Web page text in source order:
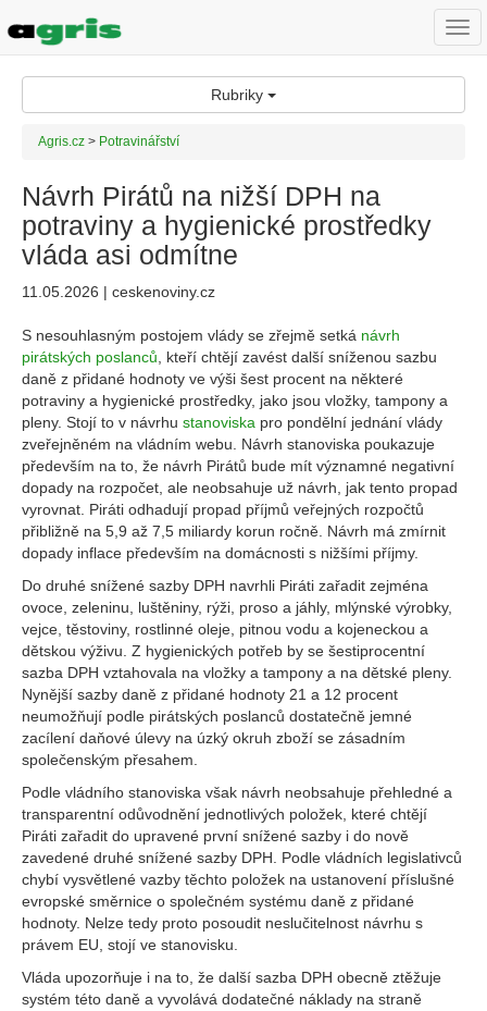
Rubriky
Agris.cz > Potravinářství
Návrh Pirátů na nižší DPH na
potraviny a hygienické prostředky
vláda asi odmítne
11.05.2026 | ceskenoviny.cz
S nesouhlasným postojem vlády se zřejmě setká návrh
pirátských poslanců , kteří chtějí zavést další sníženou sazbu
daně z přidané hodnoty ve výši šest procent na některé
potraviny a hygienické prostředky, jako jsou vložky, tampony a
pleny. Stojí to v návrhu stanoviska pro pondělní jednání vlády
zveřejněném na vládním webu. Návrh stanoviska poukazuje
především na to, že návrh Pirátů bude mít významné negativní
dopady na rozpočet, ale neobsahuje už návrh, jak tento propad
vyrovnat. Piráti odhadují propad příjmů veřejných rozpočtů
přibližně na 5,9 až 7,5 miliardy korun ročně. Návrh má zmírnit
dopady inflace především na domácnosti s nižšími příjmy.
Do druhé snížené sazby DPH navrhli Piráti zařadit zejména
ovoce, zeleninu, luštěniny, rýži, proso a jáhly, mlýnské výrobky,
vejce, těstoviny, rostlinné oleje, pitnou vodu a kojeneckou a
dětskou výživu. Z hygienických potřeb by se šestiprocentní
sazba DPH vztahovala na vložky a tampony a na dětské pleny.
Nynější sazby daně z přidané hodnoty 21 a 12 procent
neumožňují podle pirátských poslanců dostatečně jemné
zacílení daňové úlevy na úzký okruh zboží se zásadním
společenským přesahem.
Podle vládního stanoviska však návrh neobsahuje přehledné a
transparentní odůvodnění jednotlivých položek, které chtějí
Piráti zařadit do upravené první snížené sazby i do nově
zavedené druhé snížené sazby DPH. Podle vládních legislativců
chybí vysvětlené vazby těchto položek na ustanovení příslušné
evropské směrnice o společném systému daně z přidané
hodnoty. Nelze tedy proto posoudit neslučitelnost návrhu s
právem EU, stojí ve stanovisku.
Vláda upozorňuje i na to, že další sazba DPH obecně ztěžuje
systém této daně a vyvolává dodatečné náklady na straně